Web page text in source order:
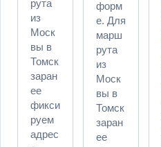
рута
из
Моск
вы в
Томск
заран
ее
фикси
руем
адрес
форм
е. Для
марш
рута
из
Моск
вы в
Томск
заран
ее